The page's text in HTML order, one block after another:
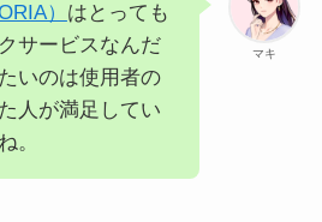
マキ
） はとっても
サービスなんだ
いのは使用者の
人が満足してい
。